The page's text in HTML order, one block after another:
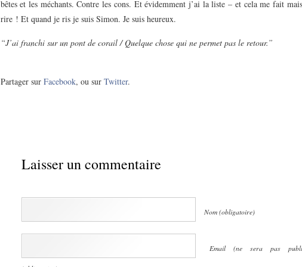
bêtes et les méchants. Contre les cons. Et évidemment j’ai la liste – et cela me fait
rire ! Et quand je ris je suis Simon. Je suis heureux.
“J’ai franchi sur un pont de corail / Quelque chose qui ne permet pas le retour.”
Partager sur Facebook, ou sur Twitter.
Laisser un commentaire
Nom (obligatoire)
Email (ne sera pas